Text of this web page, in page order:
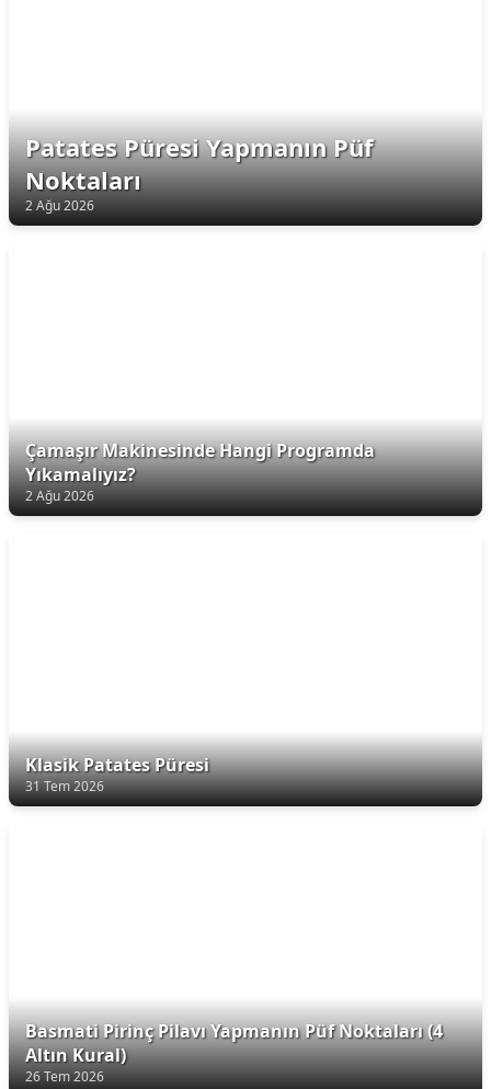
Patates Püresi Yapmanın Püf
Noktaları
2 Ağu 2026
Çamaşır Makinesinde Hangi Programda
Yıkamalıyız?
2 Ağu 2026
Klasik Patates Püresi
31 Tem 2026
Basmati Pirinç Pilavı Yapmanın Püf Noktaları (4
Altın Kural)
26 Tem 2026